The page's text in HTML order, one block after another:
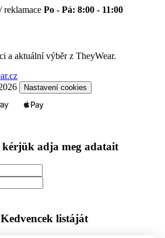
reklamace Po - Pá: 8:00 - 11:00
a aktuální výběr z TheyWear.
Nastavení cookies
kérjük adja meg adatait
listáját